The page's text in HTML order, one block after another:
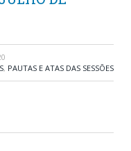
, PAUTAS E ATAS DAS SESSÕES